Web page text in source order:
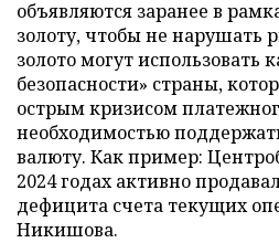
объявляются заранее в
золоту, чтобы не нарушать
золото могут использовать
безопасности» страны,
острым кризисом
необходимостью
валюту. Как пример:
2024 годах активно
дефицита счета текущих
Никишова.